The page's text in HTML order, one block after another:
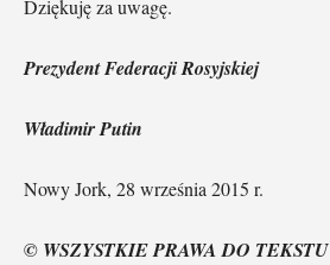
Dziękuję za uwagę.
Prezydent Federacji Rosyjskiej
Władimir Putin
Nowy Jork, 28 września 2015 r.
© WSZYSTKIE PRAWA DO TEKSTU